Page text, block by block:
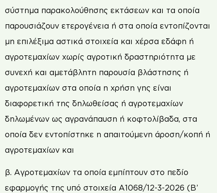
σύστημα παρακολούθησης εκτάσεων και τα οποία
παρουσιάζουν ετερογένεια ή στα οποία εντοπίζονται
μη επιλέξιμα αστικά στοιχεία και χέρσα εδάφη ή
αγροτεμαχίων χωρίς αγροτική δραστηριότητα με
συνεχή και αμετάβλητη παρουσία βλάστησης ή
αγροτεμαχίων στα οποία η χρήση γης είναι
διαφορετική της δηλωθείσας ή αγροτεμαχίων
δηλωμένων ως αγρανάπαυση ή κοφτολίβαδα, στα
οποία δεν εντοπίστηκε η απαιτούμενη άροση/κοπή ή
αγροτεμαχίων και
β. Αγροτεμαχίων τα οποία εμπίπτουν στο πεδίο
εφαρμογής της υπό στοιχεία Α1068/12-3-2026 (Β’